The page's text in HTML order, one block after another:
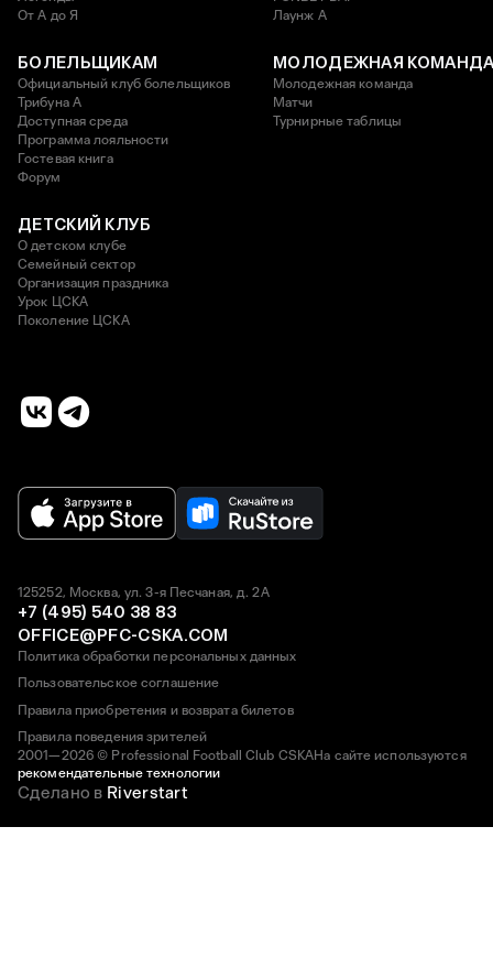
От А до Я
Лаунж A
БОЛЕЛЬЩИКАМ
Официальный клуб болельщиков
Трибуна А
Доступная среда
Программа лояльности
Гостевая книга
Форум
МОЛОДЕЖНАЯ
Молодежная команда
Матчи
Турнирные таблицы
ДЕТСКИЙ КЛУБ
О детском клубе
Семейный сектор
Организация праздника
Урок ЦСКА
Поколение ЦСКА
2001—2026 © Professional Football Club CSKAНа сайте используются
рекомендательные технологии
125252, Москва, ул. 3-я Песчаная, д. 2А
+7 (495) 540 38 83
OFFICE@PFC-CSKA.COM
Политика обработки персональных данных
Пользовательское соглашение
Правила приобретения и возврата билетов
Правила поведения зрителей
Сделано в Riverstart